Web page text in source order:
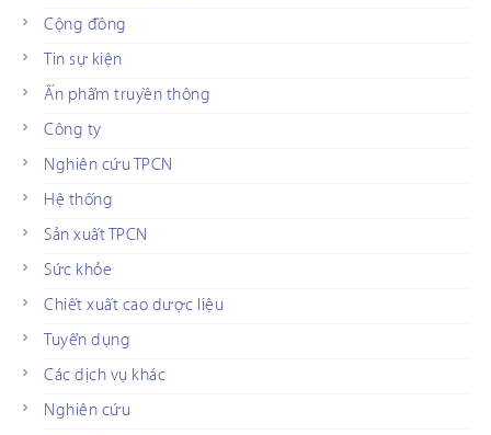
Cộng đồng
Tin sự kiện
Ấn phẩm truyền thông
Công ty
Nghiên cứu TPCN
Hệ thống
Sản xuất TPCN
Sức khỏe
Chiết xuất cao dược liệu
Tuyển dụng
Các dịch vụ khác
Nghiên cứu